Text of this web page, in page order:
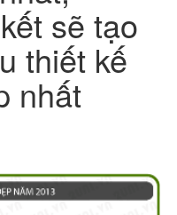
sẽ tạo
thiết kế
nhất